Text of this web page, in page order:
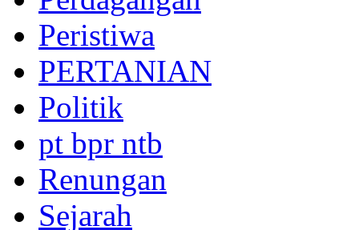
Peristiwa
PERTANIAN
Politik
pt bpr ntb
Renungan
Sejarah